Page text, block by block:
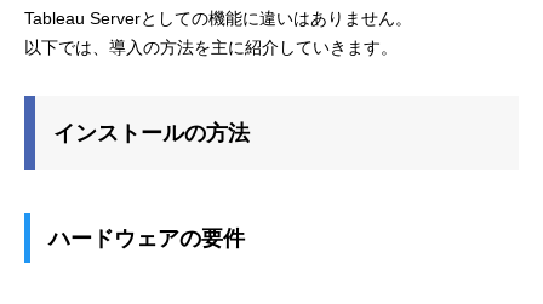
Tableau Serverとしての機能に違いはありません。
以下では、導入の方法を主に紹介していきます。
インストールの方法
ハードウェアの要件